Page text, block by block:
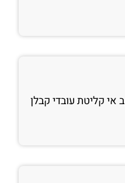
קליטת עובדי קבלן